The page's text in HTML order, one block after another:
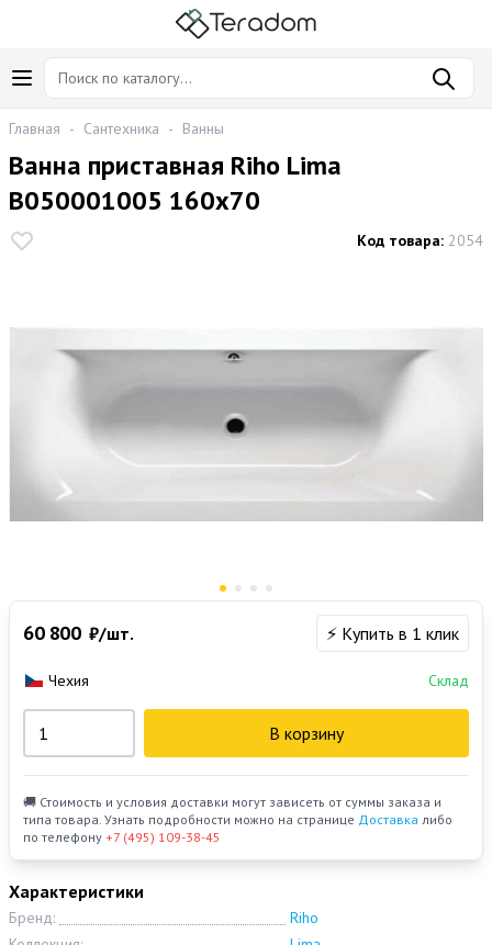
Главная - Сантехника - Ванны
Ванна приставная Riho Lima
B050001005 160x70
Код товара: 2054
Характеристики
Бренд:
Riho
60 800 ₽/шт. ⚡ Купить в 1 клик
Чехия Склад
В корзину
🚚 Стоимость и условия доставки могут зависеть от суммы заказа и
типа товара. Узнать подробности можно на странице Доставка либо
по телефону +7 (495) 109-38-45